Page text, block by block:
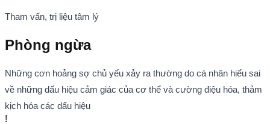
Tham vấn, trị liệu tâm lý
Phòng ngừa
Những cơn hoảng sợ chủ yếu xảy ra thường do cá nhân hiểu sai
về những dấu hiệu cảm giác của cơ thể và cường điệu hóa, thảm
kịch hóa các dấu hiệu
!